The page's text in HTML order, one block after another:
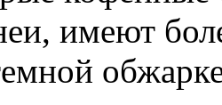
имеют